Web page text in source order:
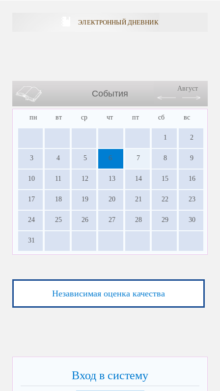
ЭЛЕКТРОННЫЙ ДНЕВНИК
События
Август
пн вт ср чт пт сб вс
1 2
3 4 5 6 7 8 9
10 11 12 13 14 15 16
17 18 19 20 21 22 23
24 25 26 27 28 29 30
31
Независимая оценка качества
Вход в систему